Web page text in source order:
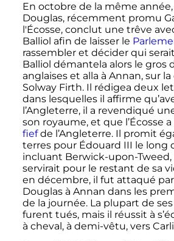
En octobre de la même
Douglas, récemment promu
l'Écosse, conclut une trêve
Balliol afin de laisser le
rassembler et décider qui
Balliol démantela alors le gros
anglaises et alla à Annan, sur
Solway Firth. Il rédigea deux
dans lesquelles il affirme
l’Angleterre, il a revendiqué
son royaume, et que l’Écosse
fiefde l’Angleterre. Il promit
terres pour Édouard III le long
incluant Berwick-upon-Tweed,
servirait pour le restant de sa
en décembre, il fut attaqué
Douglas à Annan dans les
de la journée. La plupart de
furent tués, mais il réussit à
à cheval, à demi-vêtu, vers